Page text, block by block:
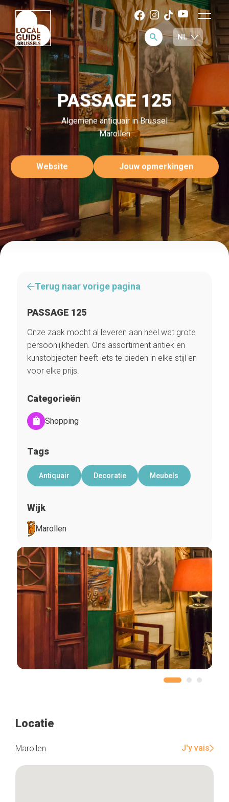
PASSAGE 125
Algemene antiquair in Brussel
Marollen
Website Jouw opmerkingen
Terug naar vorige pagina
PASSAGE 125
Onze zaak mocht al leveren aan heel wat grote
persoonlijkheden. Ons assortiment antiek en
kunstobjecten heeft iets te bieden in elke stijl en
voor elke prijs.
Categorieën
Shopping
Tags
Antiquair Decoratie Meubels
Wijk
Marollen
Locatie
Marollen J'y vais